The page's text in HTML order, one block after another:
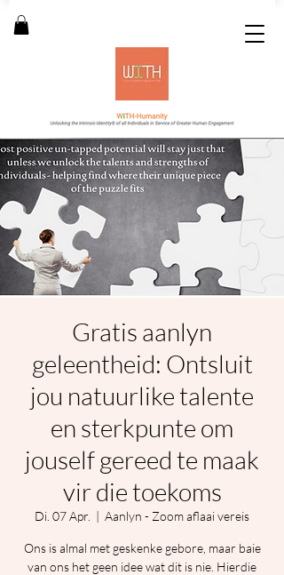
Gratis aanlyn
geleentheid: Ontsluit
jou natuurlike talente
en sterkpunte om
jouself gereed te maak
vir die toekoms
Di. 07 Apr.
  |
Aanlyn - Zoom aflaai vereis
Ons is almal met geskenke gebore, maar baie
van ons het geen idee wat dit is nie. Hierdie